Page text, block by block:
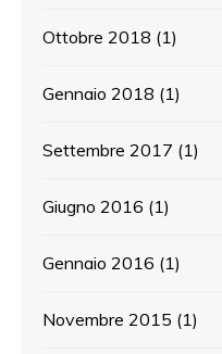
Ottobre 2018 (1)
Gennaio 2018 (1)
Settembre 2017 (1)
Giugno 2016 (1)
Gennaio 2016 (1)
Novembre 2015 (1)